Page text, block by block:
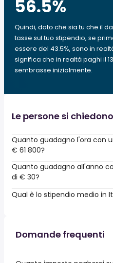
56.5%
Quindi, dato che sia tu che il
tasse sul tuo stipendio, se
essere del 43.5%, sono in
significa che in realtà paghi il
sembrasse inizialmente.
Le persone si
Quanto guadagno l'ora con
€ 61 800?
Quanto guadagno all'anno
di € 30?
Qual è lo stipendio medio in
Domande frequenti